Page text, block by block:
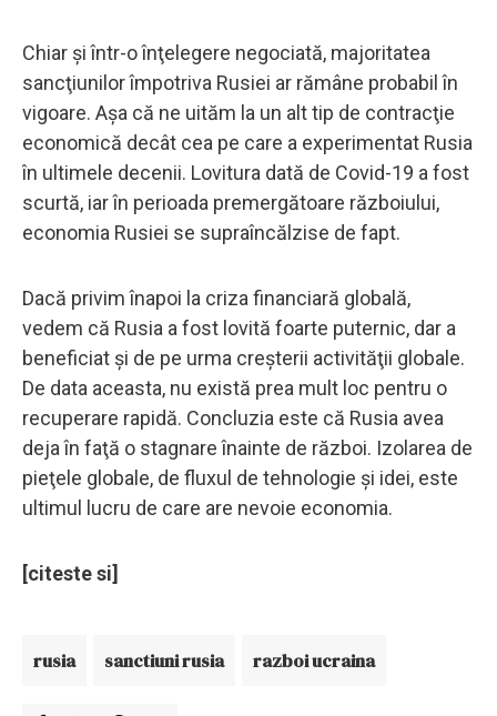
Chiar şi într-o înţelegere negociată, majoritatea
sancţiunilor împotriva Rusiei ar rămâne probabil în
vigoare. Aşa că ne uităm la un alt tip de contracţie
economică decât cea pe care a experimentat Rusia
în ultimele decenii. Lovitura dată de Covid-19 a fost
scurtă, iar în perioada premergătoare războiului,
economia Rusiei se supraîncălzise de fapt.
Dacă privim înapoi la criza financiară globală,
vedem că Rusia a fost lovită foarte puternic, dar a
beneficiat şi de pe urma creşterii activităţii globale.
De data aceasta, nu există prea mult loc pentru o
recuperare rapidă. Concluzia este că Rusia avea
deja în faţă o stagnare înainte de război. Izolarea de
pieţele globale, de fluxul de tehnologie şi idei, este
ultimul lucru de care are nevoie economia.
[citeste si]
rusia sanctiuni rusia razboi ucraina